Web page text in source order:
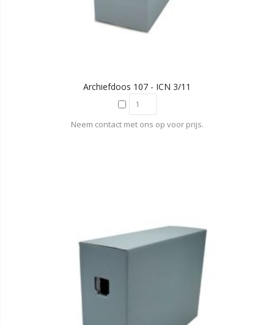
Archiefdoos 107 - ICN 3/11
Neem contact met ons op voor prijs.